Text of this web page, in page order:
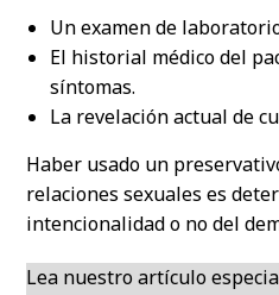
Un examen de
El historial médico del
síntomas.
La revelación actual de
Haber usado un
relaciones sexuales es
intencionalidad o no del
Lea nuestro artículo